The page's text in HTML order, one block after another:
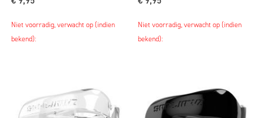
Niet voorradig, verwacht op (indien
bekend):
Niet voorradig, verwacht op (indien
bekend):